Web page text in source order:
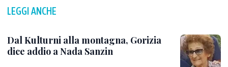
LEGGI ANCHE
Dal Kulturni alla montagna, Gorizia
dice addio a Nada Sanzin